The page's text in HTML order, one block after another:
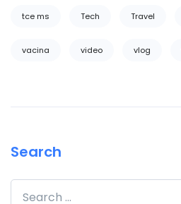
tce ms Tech Travel
vacina video vlog
Search
Search for: